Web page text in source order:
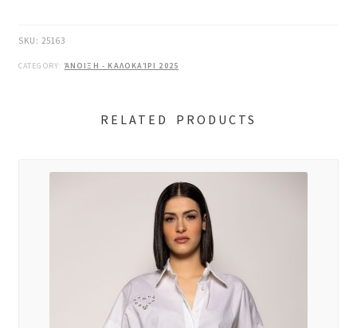
SKU: 25163
CATEGORY: ΆΝΟΙΞΗ - ΚΑΛΟΚΑΊΡΙ 2025
RELATED PRODUCTS